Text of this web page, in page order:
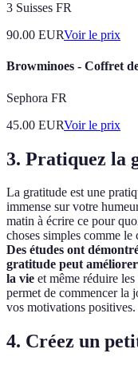
3 Suisses FR
90.00 EURVoir le prix
Browminoes - Coffret
Sephora FR
45.00 EURVoir le prix
3. Pratiquez la
La gratitude est une
immense sur votre
matin à écrire ce pour
choses simples comme
Des études ont
gratitude peut
la vie et même réduire
permet de commencer la
vos motivations positives.
4. Créez un